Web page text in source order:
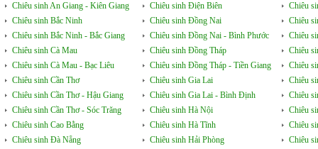
Chiêu sinh An Giang - Kiên Giang
Chiêu sinh Bắc Ninh
Chiêu sinh Bắc Ninh - Bắc Giang
Chiêu sinh Cà Mau
Chiêu sinh Cà Mau - Bạc Liêu
Chiêu sinh Cần Thơ
Chiêu sinh Cần Thơ - Hậu Giang
Chiêu sinh Cần Thơ - Sóc Trăng
Chiêu sinh Cao Bằng
Chiêu sinh Đà Nẵng
Chiêu sinh Điện Biên
Chiêu sinh Đồng Nai
Chiêu sinh Đồng Nai - Bình Phước
Chiêu sinh Đồng Tháp
Chiêu sinh Đồng Tháp - Tiền Giang
Chiêu sinh Gia Lai
Chiêu sinh Gia Lai - Bình Định
Chiêu sinh Hà Nội
Chiêu sinh Hà Tĩnh
Chiêu sinh Hải Phòng
Chiêu
Chiêu
Chiêu
Chiêu
Chiêu
Chiêu
Chiêu
Chiêu
Chiêu
Chiêu